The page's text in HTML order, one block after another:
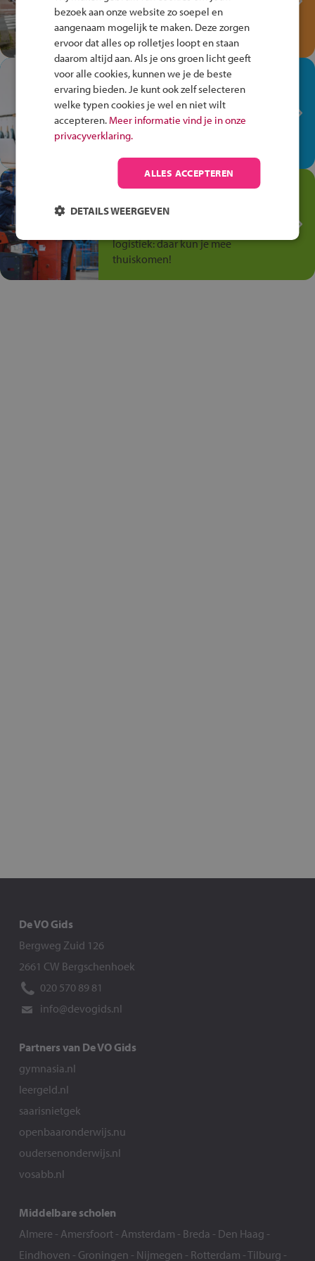
Speel het Fiets Veilig Verkeersspel
en win een Cortina-fiets!
In de winkel ben je op je
plek!
Ontdek via het vmbo jouw talent
op de winkelvloer, waar elke dag
Jouw talent in de
Transport en Logistiek
logistiek: daar kun je mee
thuiskomen!
De VO Gids
Bergweg Zuid 126
2661 CW Bergschenhoek
020 570 89 81
info@devogids.nl
Partners van De VO Gids
gymnasia.nl
leergeld.nl
saarisnietgek
openbaaronderwijs.nu
oudersenonderwijs.nl
vosabb.nl
Middelbare scholen
Almere - Amersfoort- Amsterdam - Breda - Den Haag -
Eindhoven - Groningen - Nijmegen - Rotterdam -Tilburg -
bezoek aan onze website zo soepel en
aangenaam mogelijk te maken. Deze zorgen
ervoor dat alles op rolletjes loopt en staan
daarom altijd aan. Als je ons groen licht geeft
voor alle cookies, kunnen we je de beste
ervaring bieden. Je kunt ook zelf selecteren
welke typen cookies je wel en niet wilt
accepteren. Meer informatie vind je in onze
privacyverklaring.
ALLES ACCEPTEREN
DETAILS WEERGEVEN